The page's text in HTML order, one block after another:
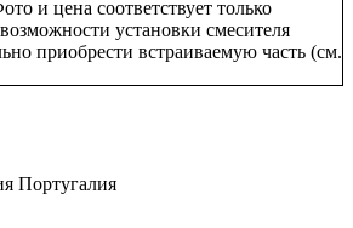
и цена соответствует только
установки смесителя
приобрести встраиваемую часть (см.
Португалия